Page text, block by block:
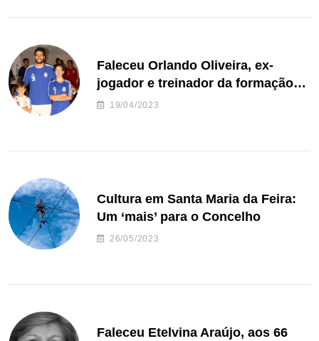
Faleceu Orlando Oliveira, ex-
jogador e treinador da formação
de andebol do Feirense
19/04/2023
Cultura em Santa Maria da Feira:
Um ‘mais’ para o Concelho
26/05/2023
Faleceu Etelvina Araújo, aos 66